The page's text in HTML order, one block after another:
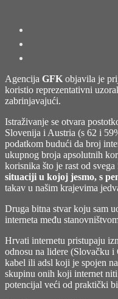
Agencija GFK objavila je
koristio reprezentativni
zabrinjavajući.
Istraživanje se otvara
Slovenija i Austria (s 62 i
podatkom budući da broj
ukupnog broja apsolutnih
korisnika što je rast od
situaciji u kojoj jesmo, s
takav u našim krajevima
Druga bitna stvar koju sam
interneta među
Hrvati internetu pristupaju
odnosu na lidere (Slovačku i
kabel ili adsl koji je spojen
skupinu onih koji internet
potencijal veći od praktički